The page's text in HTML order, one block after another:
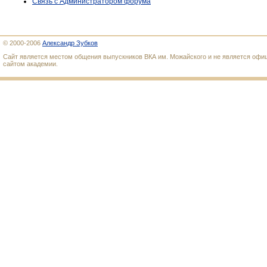
© 2000-2006 Александр Зубков
Сайт является местом общения выпускников ВКА им. Можайского и не является
сайтом академии.